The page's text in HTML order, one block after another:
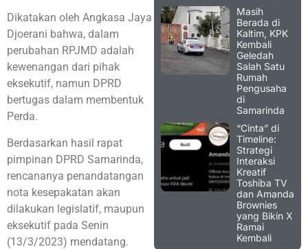
Dikatakan oleh Angkasa Jaya
Djoerani bahwa, dalam
perubahan RPJMD adalah
kewenangan dari pihak
eksekutif, namun DPRD
bertugas dalam membentuk
Perda.
Berdasarkan hasil rapat
pimpinan DPRD Samarinda,
rencananya penandatangan
nota kesepakatan akan
dilakukan legislatif, maupun
eksekutif pada Senin
(13/3/2023) mendatang.
Masih
Berada di
Kaltim, KPK
Kembali
Geledah
Salah Satu
Rumah
Pengusaha
di
Samarinda
“Cinta” di
Timeline:
Strategi
Interaksi
Kreatif
Toshiba TV
dan Amanda
Brownies
yang Bikin X
Ramai
Kembali